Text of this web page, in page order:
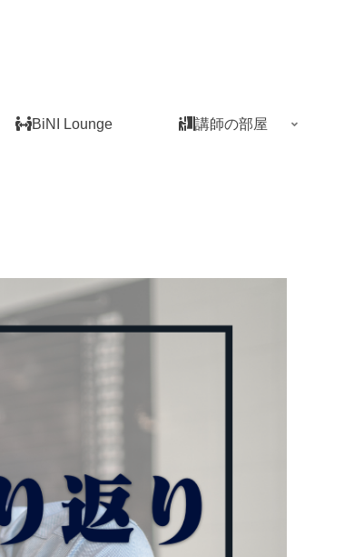
BiNI Lounge 講師の部屋